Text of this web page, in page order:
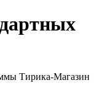
Тирика-Магазин